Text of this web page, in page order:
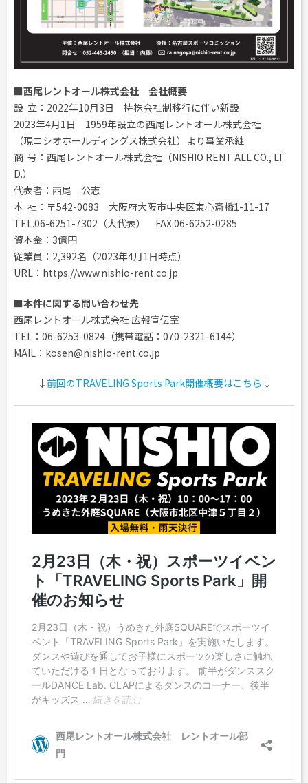
■西尾レントオール株式会社 会社概要
設 立：2022年10月3日 持株会社制移行に伴い新設
2023年4月1日 1959年設立の西尾レントオール株式会社
（現ニシオホールディングス株式会社）より事業承継
商 号：西尾レントオール株式会社（NISHIO RENT ALL CO., LT
D.）
代表者：西尾 公志
本 社：〒542-0083 大阪府大阪市中央区東心斎橋1-11-17
TEL.06-6251-7302（大代表） FAX.06-6252-0285
資本金：3億円
従業員：2,392名（2023年4月1日時点）
URL：https://www.nishio-rent.co.jp
■本件に関する問い合わせ先
西尾レントオール株式会社 広報宣伝室
TEL：06-6253-0824（携帯電話：070-2321-6144）
MAIL：kosen@nishio-rent.co.jp
↓ 前回のTRAVELING Sports Park開催概要はこちら ↓